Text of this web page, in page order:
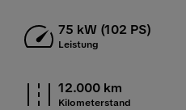
75 kW (102 PS)
Leistung
12.000 km
Kilometerstand